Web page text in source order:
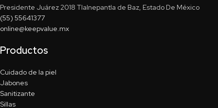
Presidente Juárez 2018 Tlalnepantla de Baz, Estado De México
(55) 55641377
online@keepvalue.mx
Productos
Cuidado de la piel
Jabones
Sanitizante
Sillas